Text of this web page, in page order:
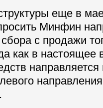
еще в
Минфин
сбора с продажи
как в настоящее